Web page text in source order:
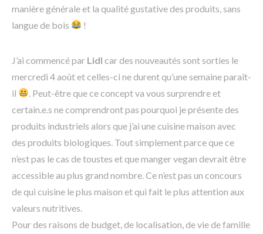
manière générale et la qualité gustative des produits, sans
langue de bois
!
J’ai commencé par Lidl car des nouveautés sont sorties le
mercredi 4 août et celles-ci ne durent qu’une semaine paraît-
il
. Peut-être que ce concept va vous surprendre et
certain.e.s ne comprendront pas pourquoi je présente des
produits industriels alors que j’ai une cuisine maison avec
des produits biologiques. Tout simplement parce que ce
n’est pas le cas de toustes et que manger vegan devrait être
accessible au plus grand nombre. Ce n’est pas un concours
de qui cuisine le plus maison et qui fait le plus attention aux
valeurs nutritives.
Pour des raisons de budget, de localisation, de vie de famille